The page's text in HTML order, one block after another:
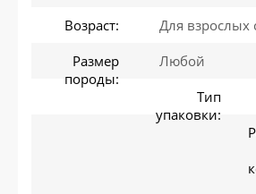
Возраст:
Для взрослых
Размер
породы:
Любой
Тип
упаковки: